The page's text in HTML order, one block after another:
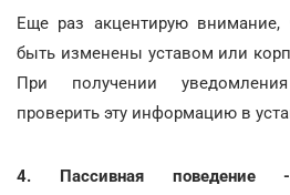
Еще раз акцентирую внимание,
быть изменены уставом или
При получении
проверить эту информацию в
4. Пассивная поведение -